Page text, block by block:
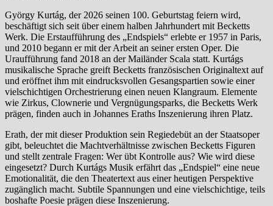
György Kurtág, der 2026 seinen 100. Geburtstag feiern wird,
beschäftigt sich seit über einem halben Jahrhundert mit Becketts
Werk. Die Erstaufführung des „Endspiels“ erlebte er 1957 in Paris,
und 2010 begann er mit der Arbeit an seiner ersten Oper. Die
Uraufführung fand 2018 an der Mailänder Scala statt. Kurtágs
musikalische Sprache greift Becketts französischen Originaltext auf
und eröffnet ihm mit eindrucksvollen Gesangspartien sowie einer
vielschichtigen Orchestrierung einen neuen Klangraum. Elemente
wie Zirkus, Clownerie und Vergnügungsparks, die Becketts Werk
prägen, finden auch in Johannes Eraths Inszenierung ihren Platz.
Erath, der mit dieser Produktion sein Regiedebüt an der Staatsoper
gibt, beleuchtet die Machtverhältnisse zwischen Becketts Figuren
und stellt zentrale Fragen: Wer übt Kontrolle aus? Wie wird diese
eingesetzt? Durch Kurtágs Musik erfährt das „Endspiel“ eine neue
Emotionalität, die den Theatertext aus einer heutigen Perspektive
zugänglich macht. Subtile Spannungen und eine vielschichtige, teils
boshafte Poesie prägen diese Inszenierung.